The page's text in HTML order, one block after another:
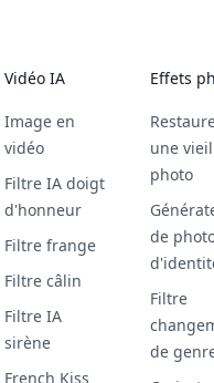
Vidéo IA
Image en
vidéo
Filtre IA doigt
d'honneur
Filtre frange
Filtre câlin
Filtre IA
sirène
French Kiss
Effets
une
photo
de
Filtre
de